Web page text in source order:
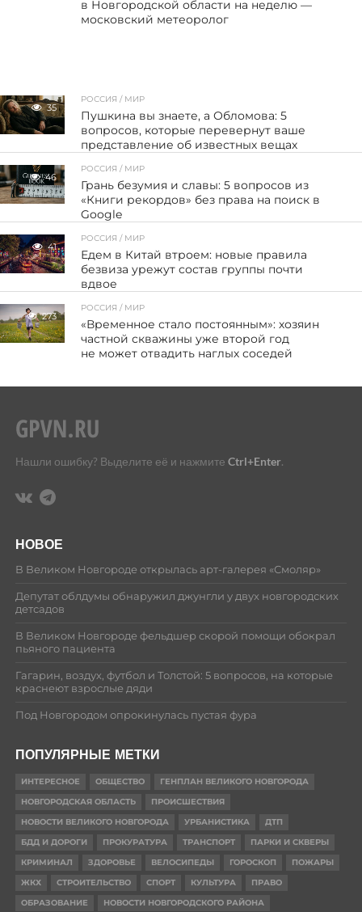
в Новгородской области на неделю —
московский метеоролог
35
РОССИЯ / МИР
Пушкина вы знаете, а Обломова: 5
вопросов, которые перевернут ваше
представление об известных вещах
46
РОССИЯ / МИР
Грань безумия и славы: 5 вопросов из
«Книги рекордов» без права на поиск в
Google
41
РОССИЯ / МИР
Едем в Китай втроем: новые правила
безвиза урежут состав группы почти
вдвое
273
РОССИЯ / МИР
«Временное стало постоянным»: хозяин
частной скважины уже второй год
не может отвадить наглых соседей
Нашли ошибку? Выделите её и нажмите Ctrl+Enter.
НОВОЕ
В Великом Новгороде открылась арт-галерея «Смоляр»
Депутат облдумы обнаружил джунгли у двух новгородских
детсадов
В Великом Новгороде фельдшер скорой помощи обокрал
пьяного пациента
Гагарин, воздух, футбол и Толстой: 5 вопросов, на которые
краснеют взрослые дяди
Под Новгородом опрокинулась пустая фура
ПОПУЛЯРНЫЕ МЕТКИ
ИНТЕРЕСНОЕ ОБЩЕСТВО
ГЕНПЛАН ВЕЛИКОГО НОВГОРОДА
НОВГОРОДСКАЯ ОБЛАСТЬ
ПРОИСШЕСТВИЯ
НОВОСТИ ВЕЛИКОГО НОВГОРОДА
УРБАНИСТИКА
ДТП
БДД И ДОРОГИ
ПРОКУРАТУРА ТРАНСПОРТ
ПАРКИ И СКВЕРЫ
КРИМИНАЛ
ЗДОРОВЬЕ ВЕЛОСИПЕДЫ ГОРОСКОП
ПОЖАРЫ
ЖКХ
СТРОИТЕЛЬСТВО СПОРТ КУЛЬТУРА
ПРАВО
ОБРАЗОВАНИЕ
НОВОСТИ НОВГОРОДСКОГО РАЙОНА